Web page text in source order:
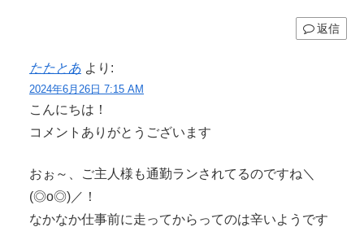
返信
たたとあ より:
2024年6月26日 7:15 AM
こんにちは！
コメントありがとうございます
おぉ～、ご主人様も通勤ランされてるのですね＼
(◎o◎)／！
なかなか仕事前に走ってからってのは辛いようです